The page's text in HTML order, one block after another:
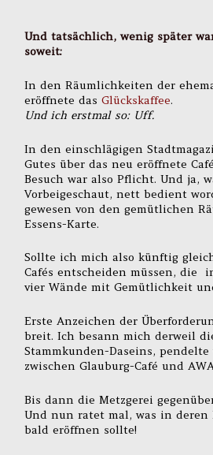
Und tatsächlich, wenig später
soweit:
In den Räumlichkeiten der
eröffnete das Glückskaffee.
Und ich erstmal so: Uff.
In den einschlägigen
Gutes über das neu eröffnete
Besuch war also Pflicht. Und ja,
Vorbeigeschaut, nett bedient
gewesen von den gemütlichen
Essens-Karte.
Sollte ich mich also künftig
Cafés entscheiden müssen, die
vier Wände mit Gemütlichkeit
Erste Anzeichen der
breit. Ich besann mich derweil
Stammkunden-Daseins,
zwischen Glauburg-Café und
Bis dann die Metzgerei
Und nun ratet mal, was in deren
bald eröffnen sollte!